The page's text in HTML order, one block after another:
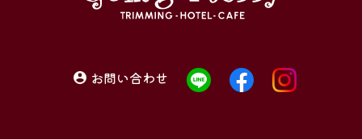
お問い合わせ